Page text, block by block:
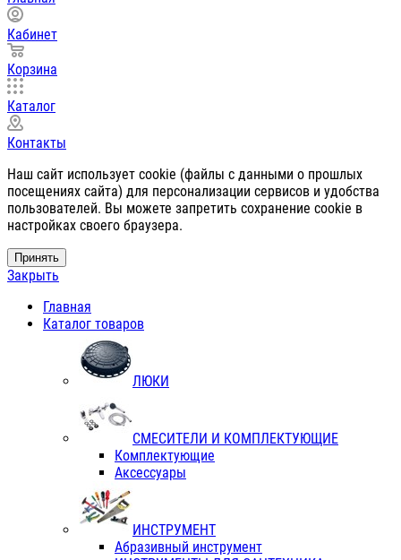
Кабинет
Корзина
Каталог
Контакты
Наш сайт использует cookie (файлы с данными о прошлых
посещениях сайта) для персонализации сервисов и удобства
пользователей. Вы можете запретить сохранение cookie в
настройках своего браузера.
Принять
Закрыть
Главная
Каталог товаров
ЛЮКИ
СМЕСИТЕЛИ И КОМПЛЕКТУЮЩИЕ
Комплектующие
Аксессуары
ИНСТРУМЕНТ
Абразивный инструмент